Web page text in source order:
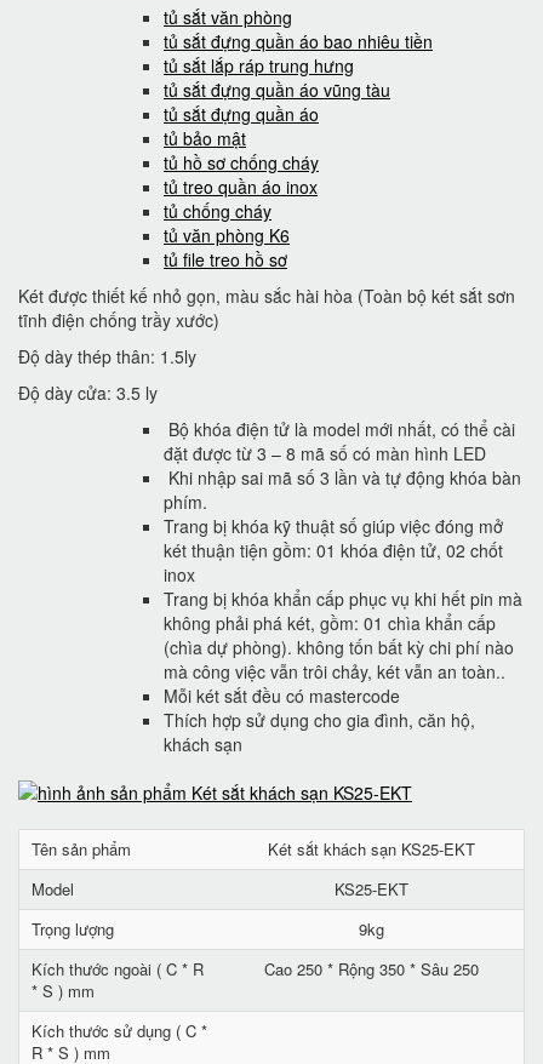
tủ sắt văn phòng
tủ sắt đựng quần áo bao nhiêu tiền
tủ sắt lắp ráp trung hưng
tủ sắt đựng quần áo vũng tàu
tủ sắt đựng quần áo
tủ bảo mật
tủ hồ sơ chống cháy
tủ treo quần áo inox
tủ chống cháy
tủ văn phòng K6
tủ file treo hồ sơ
Két được thiết kế nhỏ gọn, màu sắc hài hòa (Toàn bộ két sắt sơn
tĩnh điện chống trầy xước)
Độ dày thép thân: 1.5ly
Độ dày cửa: 3.5 ly
Bộ khóa điện tử là model mới nhất, có thể cài
đặt được từ 3 – 8 mã số có màn hình LED
Khi nhập sai mã số 3 lần và tự động khóa bàn
phím.
Trang bị khóa kỹ thuật số giúp việc đóng mở
két thuận tiện gồm: 01 khóa điện tử, 02 chốt
inox
Trang bị khóa khẩn cấp phục vụ khi hết pin mà
không phải phá két, gồm: 01 chìa khẩn cấp
(chìa dự phòng). không tốn bất kỳ chi phí nào
mà công việc vẫn trôi chảy, két vẫn an toàn..
Mỗi két sắt đều có mastercode
Thích hợp sử dụng cho gia đình, căn hộ,
khách sạn
Tên sản phẩm
Két sắt khách sạn KS25-EKT
Model
KS25-EKT
Trọng lượng
9kg
Kích thước ngoài ( C * R
* S ) mm
Cao 250 * Rộng 350 * Sâu 250
Kích thước sử dụng ( C *
R * S ) mm